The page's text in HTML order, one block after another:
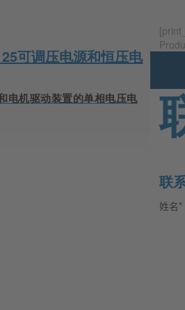
可调压电源和恒压电
电机驱动装置的单相电压电
联
姓名*